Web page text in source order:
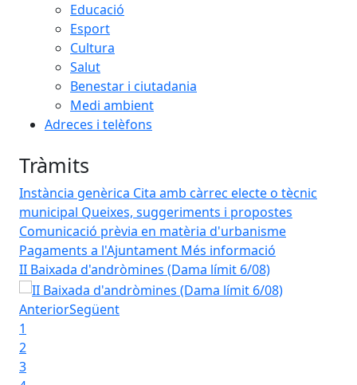
Educació
Esport
Cultura
Salut
Benestar i ciutadania
Medi ambient
Adreces i telèfons
Tràmits
Instància genèrica Cita amb càrrec electe o tècnic
municipal Queixes, suggeriments i propostes
Comunicació prèvia en matèria d'urbanisme
Pagaments a l'Ajuntament Més informació
II Baixada d'andròmines (Dama límit 6/08)
II Baixada d'andròmines (Dama límit 6/08)
AnteriorSegüent
1
2
3